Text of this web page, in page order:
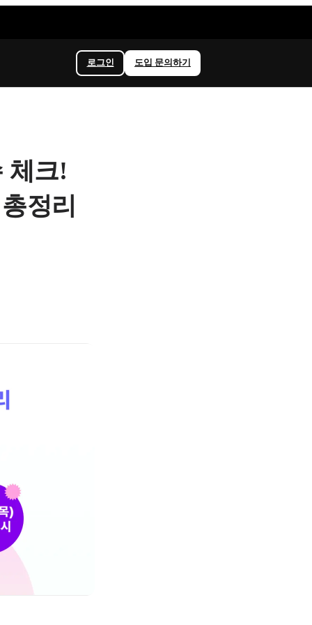
로그인 도입 문의하기
체크!
정리